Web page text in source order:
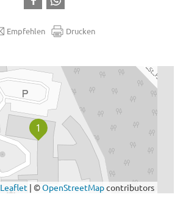
Empfehlen Drucken
Leaflet | ©OpenStreetMapcontributors